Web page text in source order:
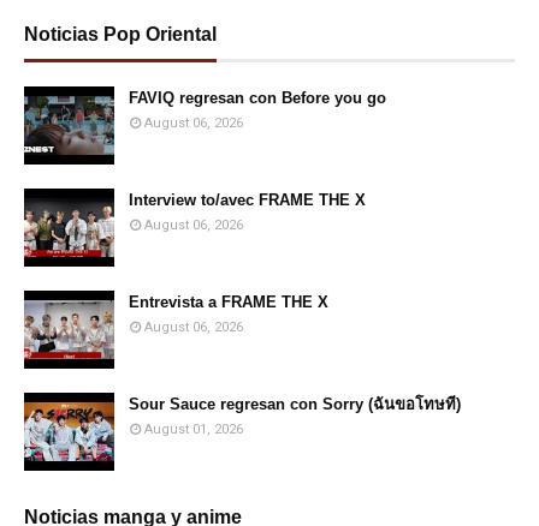
Noticias Pop Oriental
FAVIQ regresan con Before you go
August 06, 2026
Interview to/avec FRAME THE X
August 06, 2026
Entrevista a FRAME THE X
August 06, 2026
Sour Sauce regresan con Sorry (ฉันขอโทษที)
August 01, 2026
Noticias manga y anime